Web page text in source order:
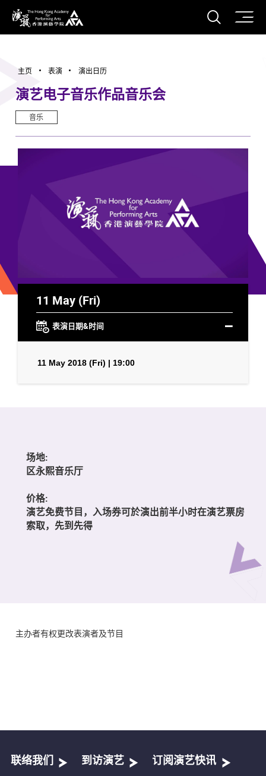
香港演艺学院
打开
主页 表演 演出日历
演艺电子音乐作品音乐会
音乐
11 May (Fri)
表演日期&时间
11 May 2018 (Fri) | 19:00
场地:
区永熙音乐厅
价格:
演艺免费节目，入场券可於演出前半小时在演艺票房
索取，先到先得
主办者有权更改表演者及节目
联络我们 到访演艺 订阅演艺快讯